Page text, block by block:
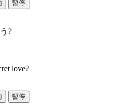
暫停
?
love?
暫停